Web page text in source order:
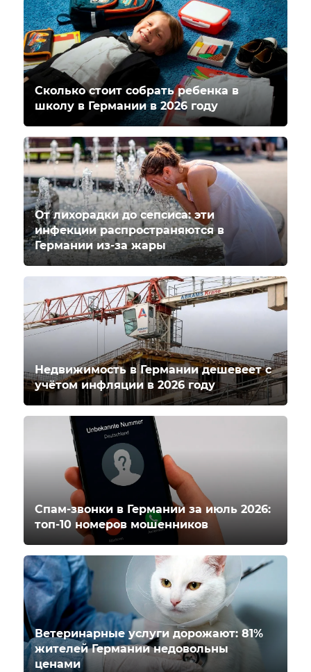
Сколько стоит собрать ребенка в
школу в Германии в 2026 году
От лихорадки до сепсиса: эти
инфекции распространяются в
Германии из-за жары
Недвижимость в Германии дешевеет с
учётом инфляции в 2026 году
Спам-звонки в Германии за июль 2026:
топ-10 номеров мошенников
Ветеринарные услуги дорожают: 81%
жителей Германии недовольны
ценами